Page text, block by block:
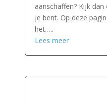
aanschaffen? Kijk
je bent. Op deze
het…..
Lees meer